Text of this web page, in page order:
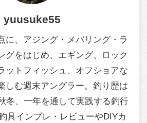
yuusuke55
に、アジング・メバリング・ラ
グをはじめ、エギング、ロック
ットフィッシュ、オフショアな
しむ週末アングラー。釣り歴は
冬、一年を通して実践する釣行
具インプレ・レビューやDIYカ